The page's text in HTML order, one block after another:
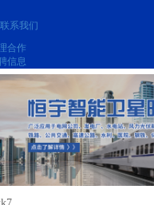
联系我们
合作
信息